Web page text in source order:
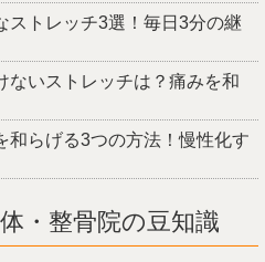
らげる3つの方法！慢性化す
・整骨院の豆知識